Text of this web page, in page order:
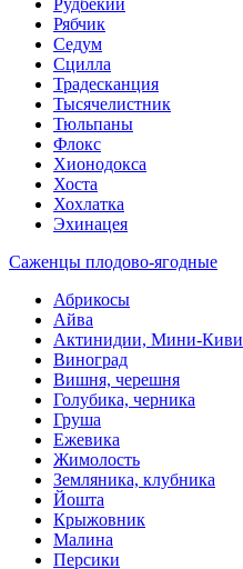
Рудбекии
Рябчик
Седум
Сцилла
Традесканция
Тысячелистник
Тюльпаны
Флокс
Хионодокса
Хоста
Хохлатка
Эхинацея
Саженцы плодово-ягодные
Абрикосы
Айва
Актинидии, Мини-Киви
Виноград
Вишня, черешня
Голубика, черника
Груша
Ежевика
Жимолость
Земляника, клубника
Йошта
Крыжовник
Малина
Персики